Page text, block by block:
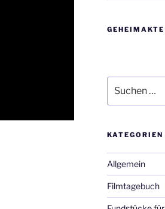
GEHEIMAKTE
nach:
KATEGORIEN
Allgemein
Filmtagebuch